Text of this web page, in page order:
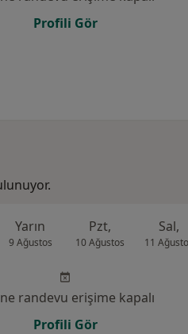
Profili Gör
Yarın
9 Ağustos
Pzt,
10 Ağustos
Sal,
11
randevu erişime kapalı
Profili Gör